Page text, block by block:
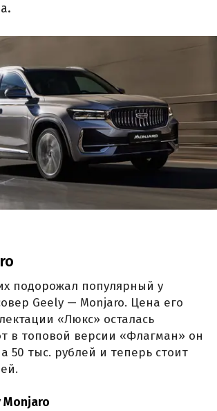
подорожал популярный у
Geely — Monjaro. Цена его
«Люкс» осталась
в топовой версии «Флагман» он
50 тыс. рублей и теперь стоит
Monjaro